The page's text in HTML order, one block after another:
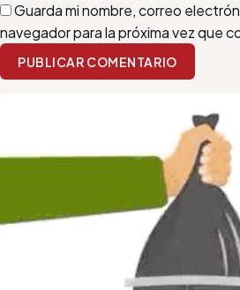
Guarda mi nombre, correo
navegador para la próxima vez que
PUBLICAR COMENTARIO